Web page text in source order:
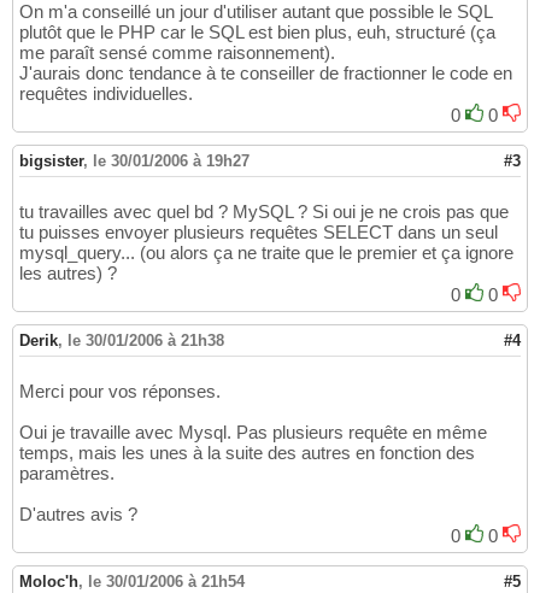
On m'a conseillé un jour d'utiliser autant que possible le SQL
plutôt que le PHP car le SQL est bien plus, euh, structuré (ça
me paraît sensé comme raisonnement).
J'aurais donc tendance à te conseiller de fractionner le code en
requêtes individuelles.
0
0
bigsister, le 30/01/2006 à 19h27 #3
tu travailles avec quel bd ? MySQL ? Si oui je ne crois pas que
tu puisses envoyer plusieurs requêtes SELECT dans un seul
mysql_query... (ou alors ça ne traite que le premier et ça ignore
les autres) ?
0
0
Derik, le 30/01/2006 à 21h38 #4
Merci pour vos réponses.
Oui je travaille avec Mysql. Pas plusieurs requête en même
temps, mais les unes à la suite des autres en fonction des
paramètres.
D'autres avis ?
0
0
Moloc'h, le 30/01/2006 à 21h54 #5